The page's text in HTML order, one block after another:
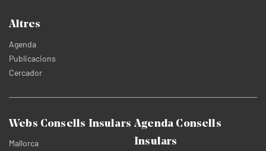
Altres
Agenda
Publicacions
Cercador
Webs Consells Insulars
Mallorca
Agenda Consells
Insulars